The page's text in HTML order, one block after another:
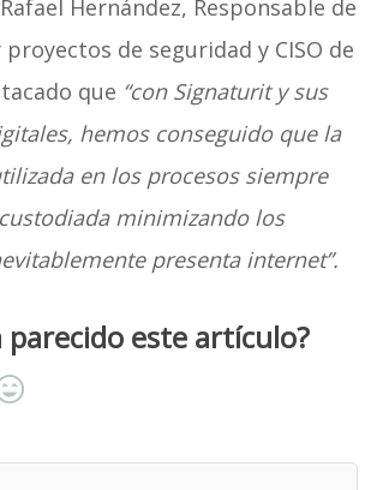
Hernández, Responsable de
de seguridad y CISO de
que “con Signaturit y sus
hemos conseguido que la
en los procesos siempre
minimizando los
presenta internet”.
parecido este artículo?